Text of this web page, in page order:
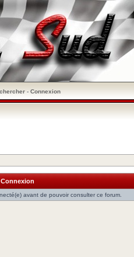
- Connexion
Connexion
avant de pouvoir consulter ce forum.